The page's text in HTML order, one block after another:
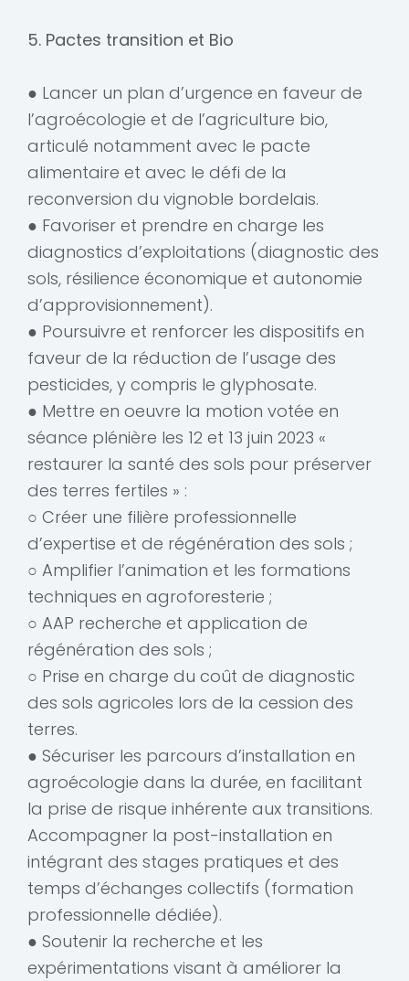
5. Pactes transition et Bio
● Lancer un plan d’urgence en faveur de
l’agroécologie et de l’agriculture bio,
articulé notamment avec le pacte
alimentaire et avec le défi de la
reconversion du vignoble bordelais.
● Favoriser et prendre en charge les
diagnostics d’exploitations (diagnostic des
sols, résilience économique et autonomie
d’approvisionnement).
● Poursuivre et renforcer les dispositifs en
faveur de la réduction de l’usage des
pesticides, y compris le glyphosate.
● Mettre en oeuvre la motion votée en
séance plénière les 12 et 13 juin 2023 «
restaurer la santé des sols pour préserver
des terres fertiles » :
○ Créer une filière professionnelle
d’expertise et de régénération des sols ;
○ Amplifier l’animation et les formations
techniques en agroforesterie ;
○ AAP recherche et application de
régénération des sols ;
○ Prise en charge du coût de diagnostic
des sols agricoles lors de la cession des
terres.
● Sécuriser les parcours d’installation en
agroécologie dans la durée, en facilitant
la prise de risque inhérente aux transitions.
Accompagner la post-installation en
intégrant des stages pratiques et des
temps d’échanges collectifs (formation
professionnelle dédiée).
● Soutenir la recherche et les
expérimentations visant à améliorer la